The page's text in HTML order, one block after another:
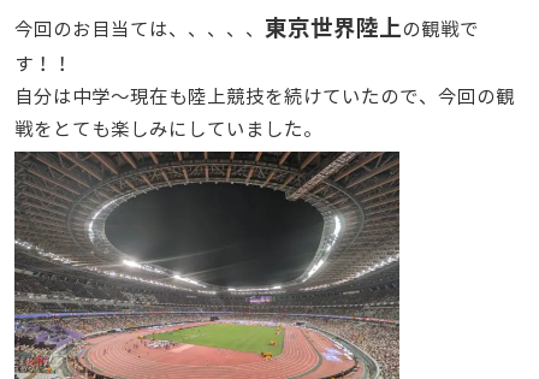
今回のお目当ては、、、、、 東京世界陸上の観戦で
す！！
自分は中学～現在も陸上競技を続けていたので、今回の観
戦をとても楽しみにしていました。